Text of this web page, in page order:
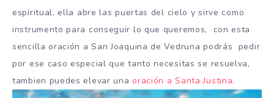
espiritual, ella abre las puertas del cielo y sirve como
instrumento para conseguir lo que queremos, con esta
sencilla oración a San Joaquina de Vedruna podrás pedir
por ese caso especial que tanto necesitas se resuelva,
tambien puedes elevar una oración a Santa Justina.